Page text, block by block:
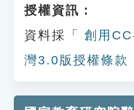
授權資訊：
資料採「
創用
灣3.0版授權條款